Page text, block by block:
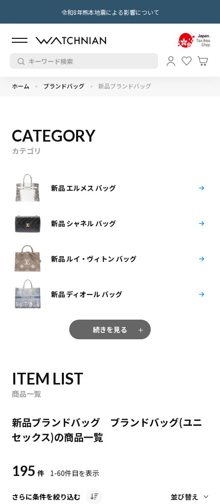
令和8年熊本地震による影響について
ホーム ブランドバッグ 新品ブランドバッグ
CATEGORY
カテゴリ
新品 エルメス バッグ
新品 シャネル バッグ
新品 ルイ・ヴィトン バッグ
新品 ディオール バッグ
続きを見る
ITEM LIST
商品一覧
新品ブランドバッグ ブランドバッグ(ユニ
セックス)の商品一覧
195 件 1-60件目を表示
さらに条件を絞り込む